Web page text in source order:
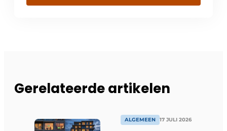
Gerelateerde artikelen
ALGEMEEN 17 JULI 2026